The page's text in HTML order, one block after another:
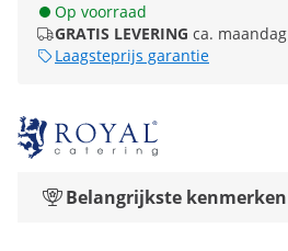
Op voorraad
GRATIS LEVERING ca.
Laagsteprijs garantie
Belangrijkste kenmerken